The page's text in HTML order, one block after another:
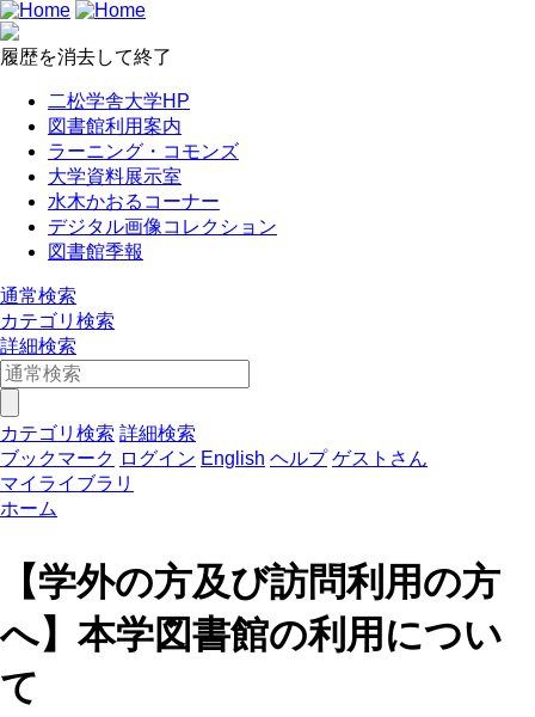
履歴を消去して終了
二松学舎大学HP
図書館利用案内
ラーニング・コモンズ
大学資料展示室
水木かおるコーナー
デジタル画像コレクション
図書館季報
通常検索
カテゴリ検索
詳細検索
カテゴリ検索 詳細検索
ブックマーク ログイン English ヘルプ ゲストさん
マイライブラリ
ホーム
【学外の方及び訪問利用の方
へ】本学図書館の利用につい
て